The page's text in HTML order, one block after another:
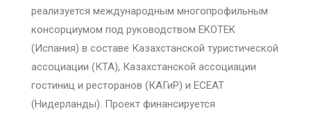
реализуется международным многопрофильным
консорциумом под руководством EKOTEK
(Испания) в составе Казахстанской туристической
ассоциации (КТА), Казахстанской ассоциации
гостиниц и ресторанов (КАГиР) и ECEAT
(Нидерланды). Проект финансируется